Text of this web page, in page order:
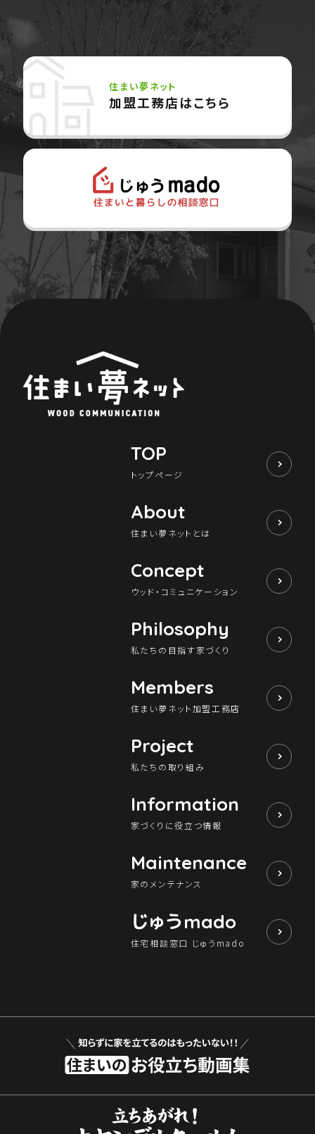
住まい夢ネット
加盟工務店はこちら
TOP
トップページ
About
住まい夢ネットとは
Concept
ウッド・コミュニケーション
Philosophy
私たちの目指す家づくり
Members
住まい夢ネット加盟工務店
Project
私たちの取り組み
Information
家づくりに役立つ情報
Maintenance
家のメンテナンス
じゅうmado
住宅相談窓口 じゅうmado